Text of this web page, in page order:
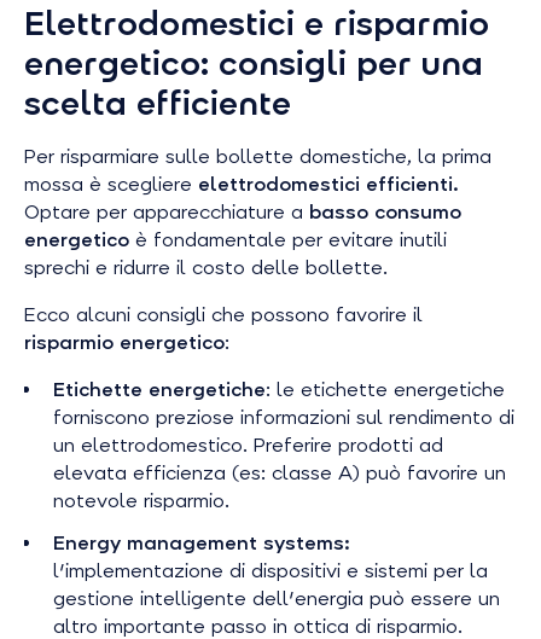
Elettrodomestici e risparmio
energetico: consigli per una
scelta efficiente
Per risparmiare sulle bollette domestiche, la prima
mossa è scegliere elettrodomestici efficienti.
Optare per apparecchiature a basso consumo
energetico è fondamentale per evitare inutili
sprechi e ridurre il costo delle bollette.
Ecco alcuni consigli che possono favorire il
risparmio energetico:
Etichette energetiche: le etichette energetiche
forniscono preziose informazioni sul rendimento di
un elettrodomestico. Preferire prodotti ad
elevata efficienza (es: classe A) può favorire un
notevole risparmio.
Energy management systems:
l'implementazione di dispositivi e sistemi per la
gestione intelligente dell'energia può essere un
altro importante passo in ottica di risparmio.